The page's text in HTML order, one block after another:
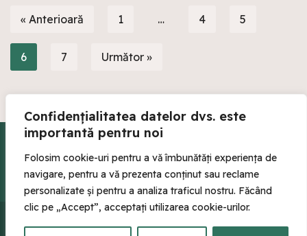
Confidențialitatea datelor dvs. este
importantă pentru noi
Folosim cookie-uri pentru a vă îmbunătăți experiența de
navigare, pentru a vă prezenta conținut sau reclame
personalizate și pentru a analiza traficul nostru. Făcând
clic pe „Accept”, acceptați utilizarea cookie-urilor.
« Anterioară 1 … 4 5
6 7 Următor »
Conținutul site-ului nostru este furnizat strict în scopuri educaționale și
informative și nu trebuie interpretat ca sfaturi profesionale de natură
legală. Ne străduim să furnizăm informații actualizate, dar nu oferim
nicio garanție în ceea ce privește exactitatea informațiilor noastre.
Copyright © 2024 sefo.ro - Toate drepturile